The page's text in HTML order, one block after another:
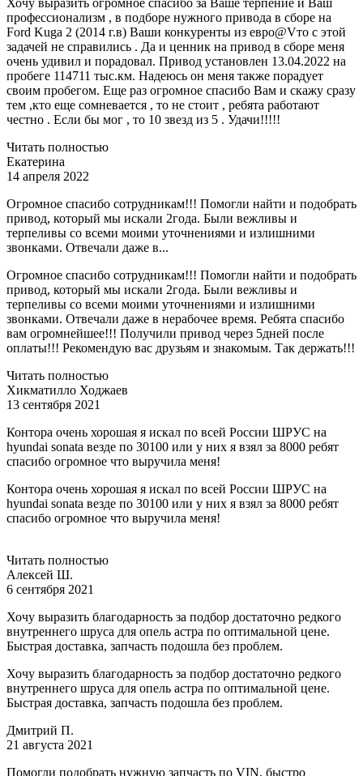
профессионализм , в подборе нужного привода в сборе на
Ford Kuga 2 (2014 г.в) Ваши конкуренты из евро@Vто с этой
задачей не справились . Да и ценник на привод в сборе меня
очень удивил и порадовал. Привод установлен 13.04.2022 на
пробеге 114711 тыс.км. Надеюсь он меня также порадует
своим пробегом. Еще раз огромное спасибо Вам и скажу сразу
тем ,кто еще сомневается , то не стоит , ребята работают
честно . Если бы мог , то 10 звезд из 5 . Удачи!!!!!
Читать полностью
Екатерина
14 апреля 2022
Огромное спасибо сотрудникам!!! Помогли найти и подобрать
привод, который мы искали 2года. Были вежливы и
терпеливы со всеми моими уточнениями и излишними
звонками. Отвечали даже в...
Огромное спасибо сотрудникам!!! Помогли найти и подобрать
привод, который мы искали 2года. Были вежливы и
терпеливы со всеми моими уточнениями и излишними
звонками. Отвечали даже в нерабочее время. Ребята спасибо
вам огромнейшее!!! Получили привод через 5дней после
оплаты!!! Рекомендую вас друзьям и знакомым. Так держать!!!
Читать полностью
Хикматилло Ходжаев
13 сентября 2021
Контора очень хорошая я искал по всей России ШРУС на
hyundai sonata везде по 30100 или у них я взял за 8000 ребят
спасибо огромное что выручила меня!
Контора очень хорошая я искал по всей России ШРУС на
hyundai sonata везде по 30100 или у них я взял за 8000 ребят
спасибо огромное что выручила меня!
Читать полностью
Алексей Ш.
6 сентября 2021
Хочу выразить благодарность за подбор достаточно редкого
внутреннего шруса для опель астра по оптимальной цене.
Быстрая доставка, запчасть подошла без проблем.
Хочу выразить благодарность за подбор достаточно редкого
внутреннего шруса для опель астра по оптимальной цене.
Быстрая доставка, запчасть подошла без проблем.
Дмитрий П.
21 августа 2021
Помогли подобрать нужную запчасть по VIN, быстро